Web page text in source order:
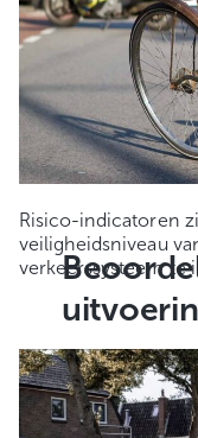
Risico-indicatoren
veiligheidsniveau
verkeerssysteem te